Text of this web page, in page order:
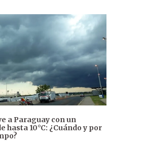
a Paraguay con un
hasta 10°C: ¿Cuándo y por